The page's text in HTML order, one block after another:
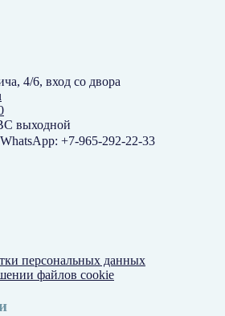
4/6, вход со двора
выходной
+7-965-292-22-33
персональных данных
файлов cookie